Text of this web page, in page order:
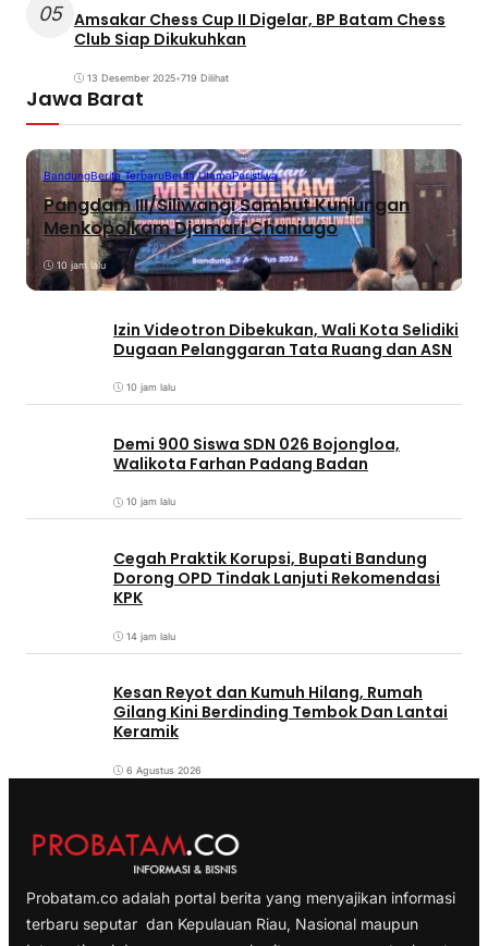
05 Amsakar Chess Cup II Digelar, BP Batam Chess
Club Siap Dikukuhkan
13 Desember 2025•719 Dilihat
Jawa Barat
BandungBerita TerbaruBerita UtamaPeristiwa
Pangdam III/Siliwangi Sambut Kunjungan
Menkopolkam Djamari Chaniago
10 jam lalu
Izin Videotron Dibekukan, Wali Kota Selidiki
Dugaan Pelanggaran Tata Ruang dan ASN
10 jam lalu
Demi 900 Siswa SDN 026 Bojongloa,
Walikota Farhan Padang Badan
10 jam lalu
Cegah Praktik Korupsi, Bupati Bandung
Dorong OPD Tindak Lanjuti Rekomendasi
KPK
14 jam lalu
Kesan Reyot dan Kumuh Hilang, Rumah
Gilang Kini Berdinding Tembok Dan Lantai
Keramik
6 Agustus 2026
Probatam.co adalah portal berita yang menyajikan informasi
terbaru seputar dan Kepulauan Riau, Nasional maupun